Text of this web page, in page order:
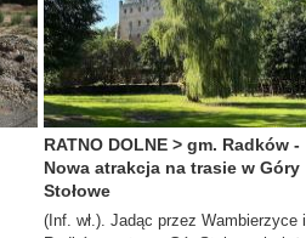
RATNO DOLNE > gm. Radków -
Nowa atrakcja na trasie w Góry
Stołowe
(Inf. wł.). Jadąc przez Wambierzyce i